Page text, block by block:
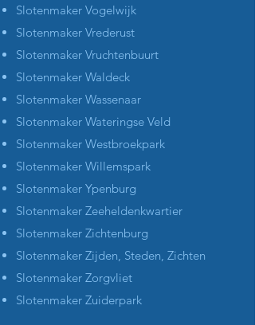
Slotenmaker Vogelwijk
Slotenmaker Vrederust
Slotenmaker Vruchtenbuurt
Slotenmaker Waldeck
Slotenmaker Wassenaar
Slotenmaker Wateringse Veld
Slotenmaker Westbroekpark
Slotenmaker Willemspark
Slotenmaker Ypenburg
Slotenmaker Zeeheldenkwartier
Slotenmaker Zichtenburg
Slotenmaker Zijden, Steden, Zichten
Slotenmaker Zorgvliet
Slotenmaker Zuiderpark